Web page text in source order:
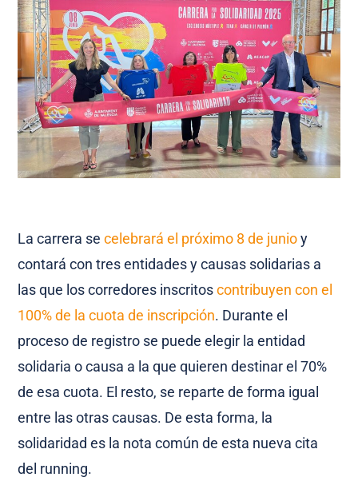
La carrera secelebrará el próximo 8 de junioy
contará con tres entidades y causas solidarias a
las que los corredores inscritoscontribuyen con el
100% de la cuota de inscripción. Durante el
proceso de registro se puede elegir la entidad
solidaria o causa a la que quieren destinar el 70%
de esa cuota. El resto, se reparte de forma igual
entre las otras causas. De esta forma, la
solidaridad es la nota común de esta nueva cita
del running.